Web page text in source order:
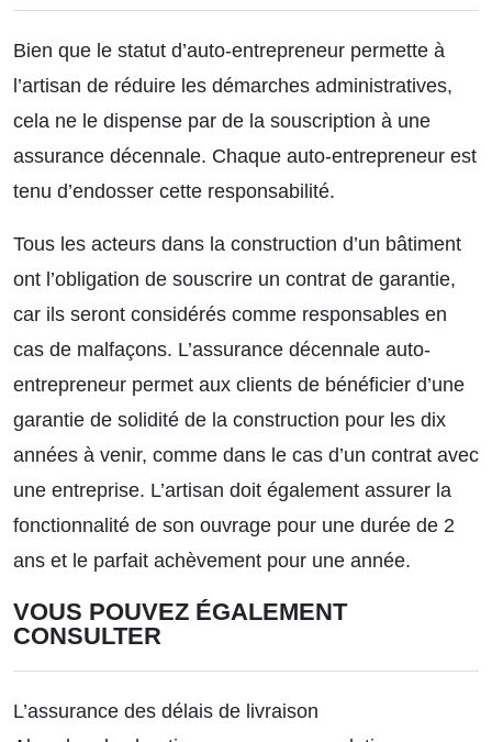
Bien que le statut d’auto-entrepreneur permette à
l’artisan de réduire les démarches administratives,
cela ne le dispense par de la souscription à une
assurance décennale. Chaque auto-entrepreneur est
tenu d’endosser cette responsabilité.
Tous les acteurs dans la construction d’un bâtiment
ont l’obligation de souscrire un contrat de garantie,
car ils seront considérés comme responsables en
cas de malfaçons. L’assurance décennale auto-
entrepreneur permet aux clients de bénéficier d’une
garantie de solidité de la construction pour les dix
années à venir, comme dans le cas d’un contrat avec
une entreprise. L’artisan doit également assurer la
fonctionnalité de son ouvrage pour une durée de 2
ans et le parfait achèvement pour une année.
VOUS POUVEZ ÉGALEMENT
CONSULTER
L’assurance des délais de livraison